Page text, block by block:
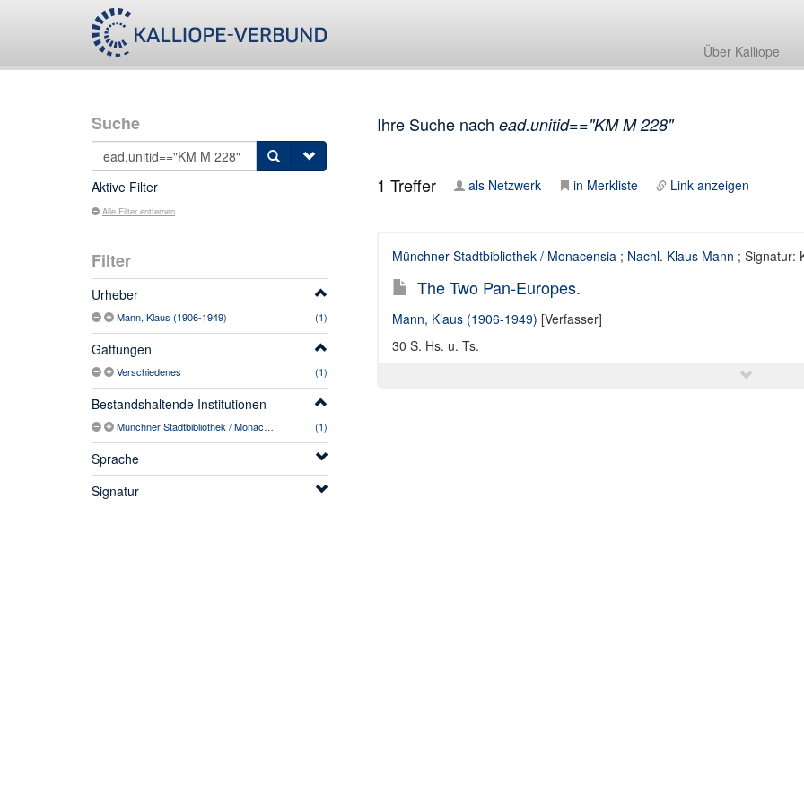
Über Kalliope
Suche
Aktive Filter
Alle Filter entfernen
Filter
Urheber
Mann, Klaus (1906-1949) (1)
Gattungen
Verschiedenes (1)
Bestandshaltende Institutionen
Münchner Stadtbibliothek / Monacensia (1)
Sprache
Signatur
Ihre Suche nach ead.unitid=="KM M 228"
1 Treffer als Netzwerk in Merkliste Link anzeigen
Münchner Stadtbibliothek / Monacensia; Nachl. Klaus Mann ; Signatur:
The Two Pan-Europes.
Mann, Klaus (1906-1949) [Verfasser]
30 S. Hs. u. Ts.